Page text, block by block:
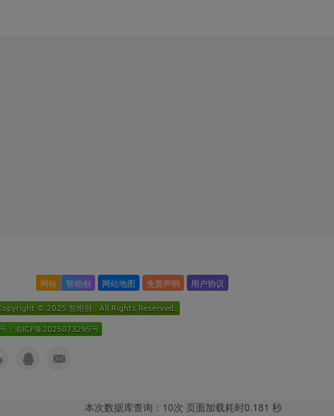
网站 智焰创 网站地图 免责声明 用户协议
本次数据库查询：10次 页面加载耗时0.181 秒